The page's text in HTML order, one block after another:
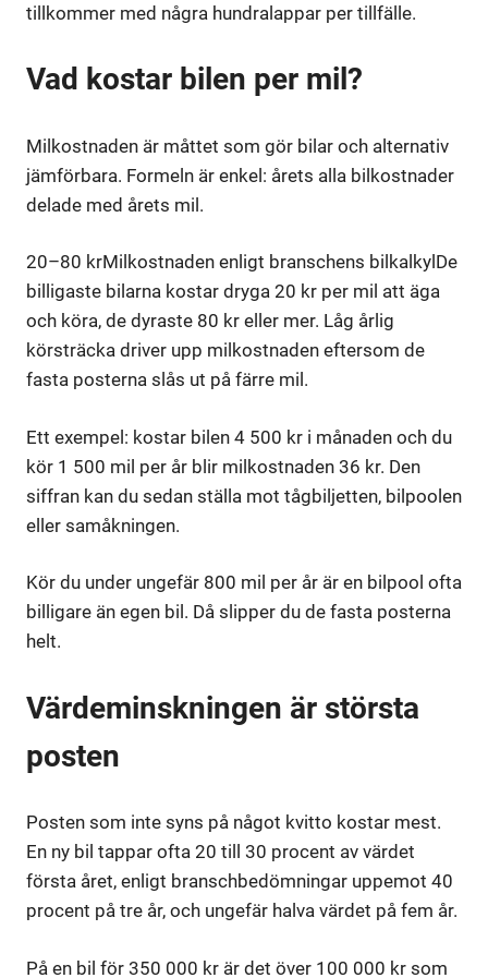
tillkommer med några hundralappar per tillfälle.
Vad kostar bilen per mil?
Milkostnaden är måttet som gör bilar och alternativ
jämförbara. Formeln är enkel: årets alla bilkostnader
delade med årets mil.
20–80 krMilkostnaden enligt branschens bilkalkyl De
billigaste bilarna kostar dryga 20 kr per mil att äga
och köra, de dyraste 80 kr eller mer. Låg årlig
körsträcka driver upp milkostnaden eftersom de
fasta posterna slås ut på färre mil.
Ett exempel: kostar bilen 4 500 kr i månaden och du
kör 1 500 mil per år blir milkostnaden 36 kr. Den
siffran kan du sedan ställa mot tågbiljetten, bilpoolen
eller samåkningen.
Kör du under ungefär 800 mil per år är en bilpool ofta
billigare än egen bil. Då slipper du de fasta posterna
helt.
Värdeminskningen är största
posten
Posten som inte syns på något kvitto kostar mest.
En ny bil tappar ofta 20 till 30 procent av värdet
första året, enligt branschbedömningar uppemot 40
procent på tre år, och ungefär halva värdet på fem år.
På en bil för 350 000 kr är det över 100 000 kr som